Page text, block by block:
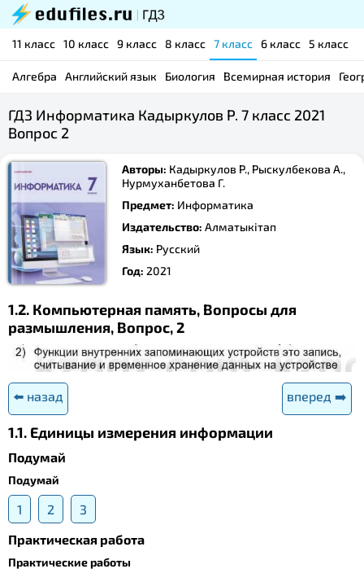
11 класс 10 класс 9 класс 8 класс 7 класс 6 класс 5 класс
Алгебра Английский язык Биология Всемирная история
ГДЗ Информатика Кадыркулов Р. 7 класс 2021
Вопрос 2
Авторы: Кадыркулов Р., Рыскулбекова А.,
Нурмуханбетова Г.
Предмет: Информатика
Издательство: Алматыкітап
Язык: Русский
Год: 2021
1.2. Компьютерная память, Вопросы для
размышления, Вопрос, 2
⬅️ назад вперед ➡️
1.1. Единицы измерения информации
Подумай
Подумай
1 2
3
Практическая работа
Практические работы